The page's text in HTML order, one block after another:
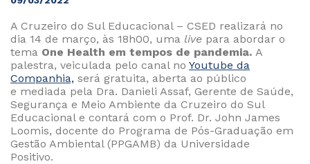
A Cruzeiro do Sul Educacional – CSED realizará no
dia 14 de março, às 18h00, uma live para abordar o
tema One Health em tempos de pandemia. A
palestra, veiculada pelo canal no Youtube da
Companhia, será gratuita, aberta ao público
e mediada pela Dra. Danieli Assaf, Gerente de Saúde,
Segurança e Meio Ambiente da Cruzeiro do Sul
Educacional e contará com o Prof. Dr. John James
Loomis, docente do Programa de Pós-Graduação em
Gestão Ambiental (PPGAMB) da Universidade
Positivo.